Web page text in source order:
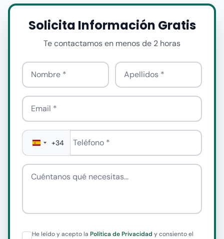
Solicita Información Gratis
Te contactamos en menos de 2 horas
Nombre Apellido
Email
Teléfono
+34
Cuéntanos qué necesitas
He leído y acepto la Política de Privacidad y consiento el